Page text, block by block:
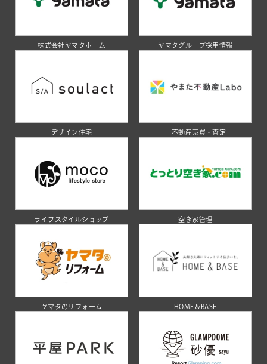
株式会社ヤマタホーム ヤマタグループ採用情報
デザイン住宅 不動産売買・査定
ライフスタイルショップ 空き家管理
ヤマタのリフォーム HOME＆BASE